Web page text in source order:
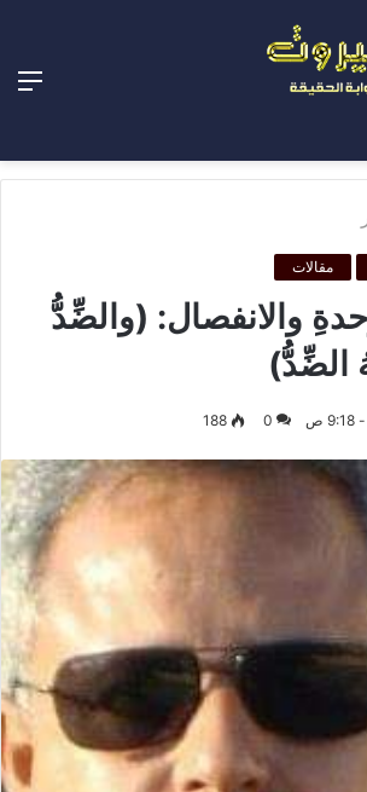
مقالات
والانفصال: (والضِّدُّ
الضِّدُّ)
0
188